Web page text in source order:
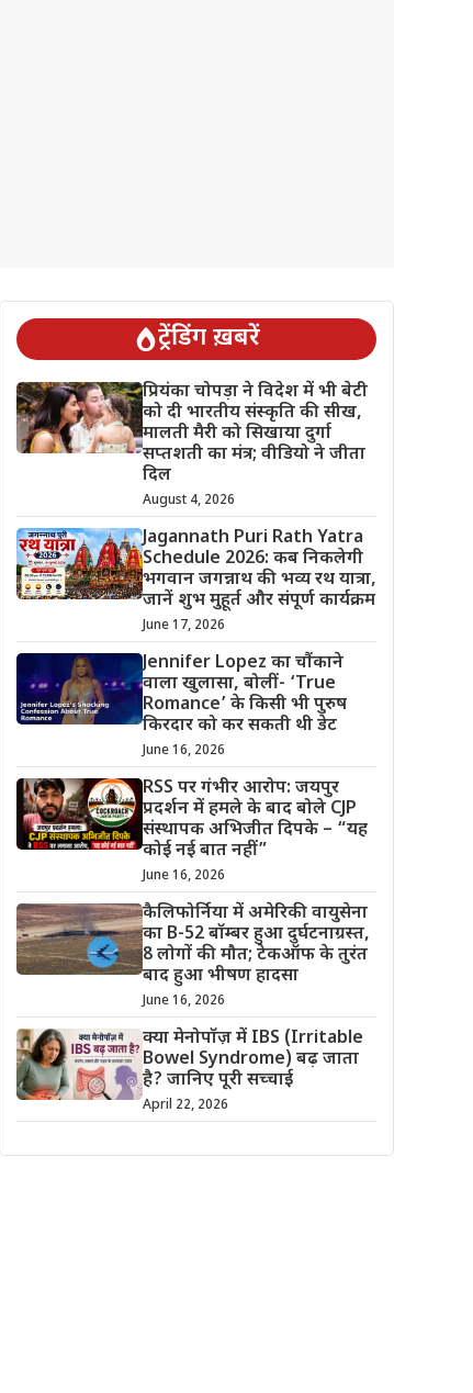
ट्रेंडिंग ख़बरें
प्रियंका चोपड़ा ने विदेश में भी बेटी
को दी भारतीय संस्कृति की सीख,
मालती मैरी को सिखाया दुर्गा
सप्तशती का मंत्र; वीडियो ने जीता
दिल
August 4, 2026
Jagannath Puri Rath Yatra
Schedule 2026: कब निकलेगी
भगवान जगन्नाथ की भव्य रथ यात्रा,
जानें शुभ मुहूर्त और संपूर्ण कार्यक्रम
June 17, 2026
Jennifer Lopez का चौंकाने
वाला खुलासा, बोलीं- ‘True
Romance’ के किसी भी पुरुष
किरदार को कर सकती थी डेट
June 16, 2026
RSS पर गंभीर आरोप: जयपुर
प्रदर्शन में हमले के बाद बोले CJP
संस्थापक अभिजीत दिपके – “यह
कोई नई बात नहीं”
June 16, 2026
कैलिफोर्निया में अमेरिकी वायुसेना
का B-52 बॉम्बर हुआ दुर्घटनाग्रस्त,
8 लोगों की मौत; टेकऑफ के तुरंत
बाद हुआ भीषण हादसा
June 16, 2026
क्या मेनोपॉज़ में IBS (Irritable
Bowel Syndrome) बढ़ जाता
है? जानिए पूरी सच्चाई
April 22, 2026